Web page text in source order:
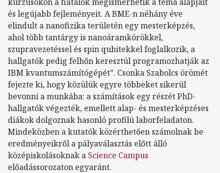
és legújabb fejleményeit. A BME-n néhány éve
elindult a nanofizika területén egy mesterképzés,
ahol több tantárgy is nanoáramkörökkel,
szupravezetéssel és spin qubitekkel foglalkozik, a
hallgatók pedig felhőn keresztül programozhatják az
IBM kvantumszámítógépét”. Csonka Szabolcs örömét
fejezte ki, hogy közülük egyre többeket sikerül
bevonni a munkába: a számítások egy részét PhD-
hallgatók végezték, emellett alap- és mesterképzéses
diákok dolgoznak hasonló profilú laborfeladaton.
Mindeközben a kutatók közérthetően számolnak be
eredményeikről a pályaválasztás előtt álló
középiskolásoknak a Science Campus
előadássorozaton egyaránt.